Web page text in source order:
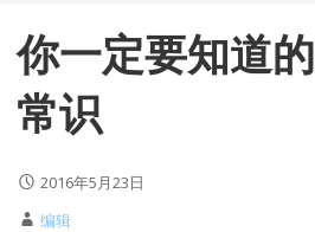
你一定要知道
常识
2016年5月23日
编辑